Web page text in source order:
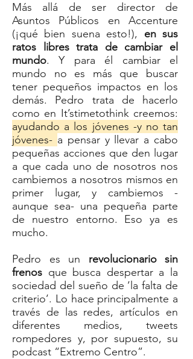
Más allá de ser director de
Asuntos Públicos en Accenture
(¡qué bien suena esto!), en sus
ratos libres trata de cambiar el
mundo. Y para él cambiar el
mundo no es más que buscar
tener pequeños impactos en los
demás. Pedro trata de hacerlo
como en It’stimetothink creemos:
ayudando a los jóvenes -y no tan
jóvenes- a pensar y llevar a cabo
pequeñas acciones que den lugar
a que cada uno de nosotros nos
cambiemos a nosotros mismos en
primer lugar, y cambiemos -
aunque sea- una pequeña parte
de nuestro entorno. Eso ya es
mucho.
Pedro es un revolucionario sin
frenos que busca despertar a la
sociedad del sueño de ’la falta de
criterio’. Lo hace principalmente a
través de las redes, artículos en
diferentes medios, tweets
rompedores y, por supuesto, su
podcast “Extremo Centro”.